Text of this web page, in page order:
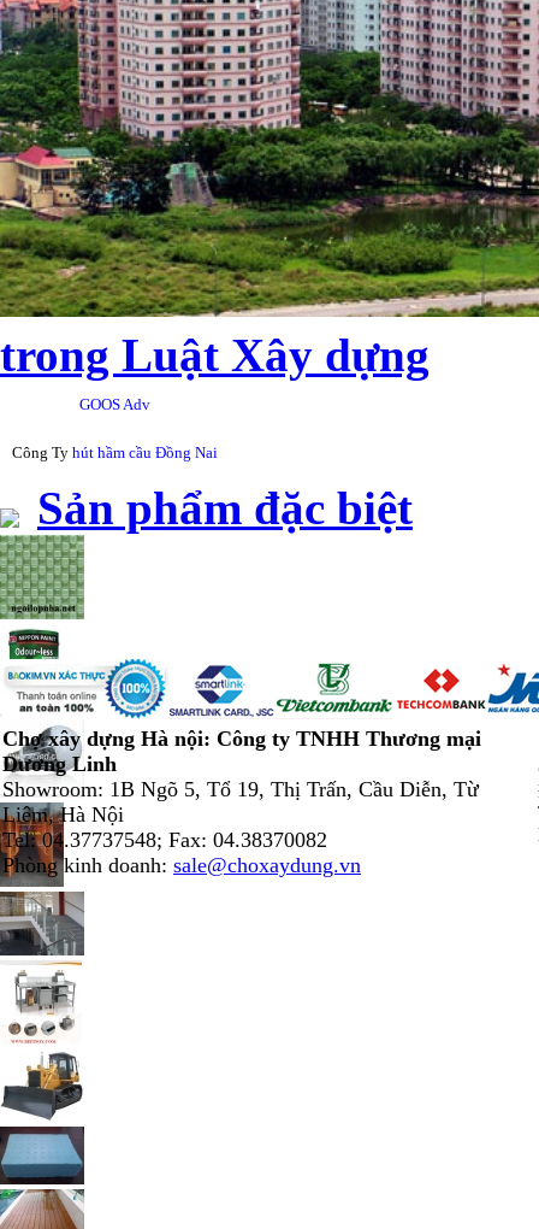
trong Luật Xây dựng
GOOS Adv
Công Ty hút hầm cầu Đồng Nai
Sản phẩm đặc biệt
Chợ xây dựng Hà nội: Công ty TNHH Thương mại
Dương Linh
Showroom: 1B Ngõ 5, Tổ 19, Thị Trấn, Cầu Diễn, Từ
Liêm, Hà Nội
Tel: 04.37737548; Fax: 04.38370082
Phòng kinh doanh: sale@choxaydung.vn